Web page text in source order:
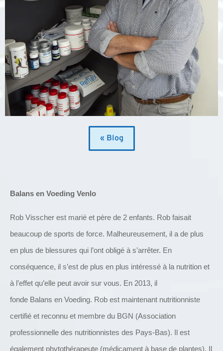
« Blog
Balans en Voeding Venlo
Rob Visscher est marié et père de 2 enfants. Rob faisait
beaucoup de sports de force. Malheureusement, il a de plus
en plus de blessures qui l’ont obligé à s’arrêter. En
conséquence, il s’est de plus en plus intéressé à la nutrition et
à l’effet qu’elle peut avoir sur vous. En 2013, il
fonde Balans en Voeding. Rob est maintenant nutritionniste
certifié et reconnu et membre du BGN (Association
professionnelle des nutritionnistes des Pays-Bas). Il est
également phytothérapeute (médicament à base de plantes). Il